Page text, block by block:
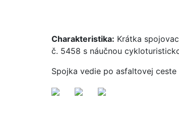
Charakteristika: Krátka
č. 5458 s náučnou
Spojka vedie po asfaltovej